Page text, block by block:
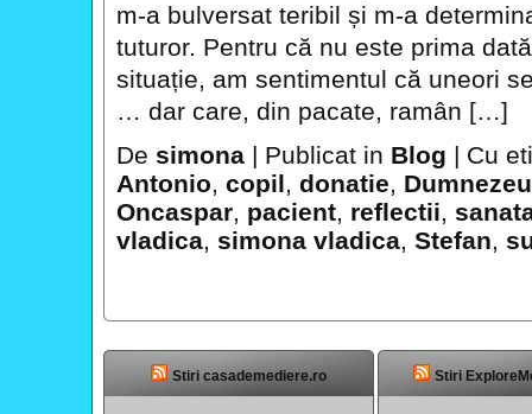
m-a bulversat teribil și m-a
tuturor. Pentru că nu este prima
situație, am sentimentul că uneori
… dar care, din pacate, ramân […]
De simona | Publicat in Blog | Cu
Antonio, copil, donatie, Dumnezeu
Oncaspar, pacient, reflectii,
vladica, simona vladica, Stefan,
Stiri casademediere.ro Stiri